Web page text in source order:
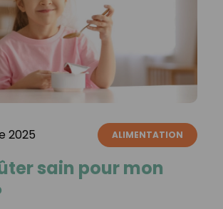
2025 ALIMENTATION
sain pour mon